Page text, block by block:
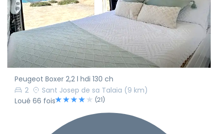
Peugeot Boxer 2,2 l hdi 130 ch
2
Sant Josep de sa Talaia (9 km)
Loué 66 fois
(21)